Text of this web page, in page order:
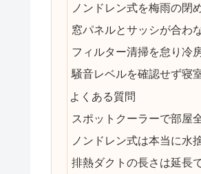
ノンドレン式を梅雨の閉
窓パネルとサッシが合わ
フィルター清掃を怠り冷
騒音レベルを確認せず寝
よくある質問
スポットクーラーで部屋
ノンドレン式は本当に水
排熱ダクトの長さは延長